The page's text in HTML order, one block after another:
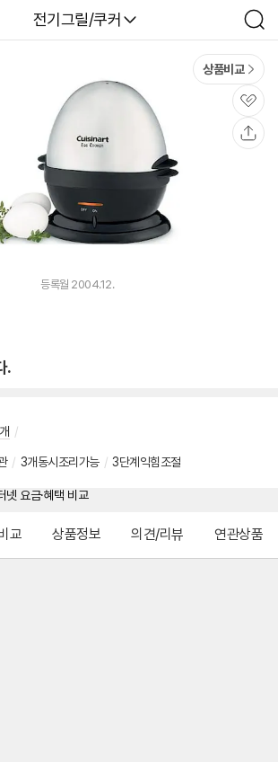
다나와
전기그릴/쿠커
검
색
상품비교
관
심
등록월 2004.12.
.
/
/ 3개동시조리가능 / 3단계익힘조절
교 상품정보 의견/리뷰 연관상품